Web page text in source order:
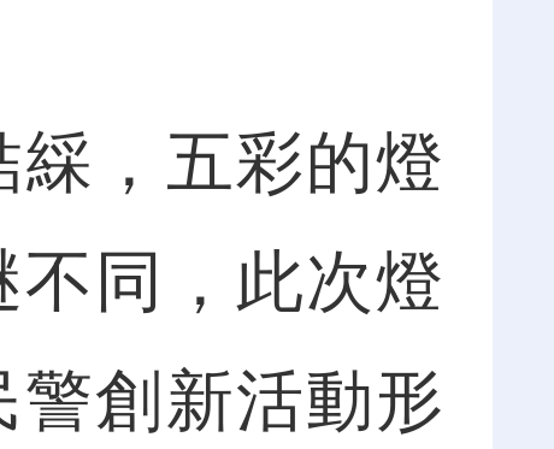
，五彩的燈
同，此次燈
創新活動形